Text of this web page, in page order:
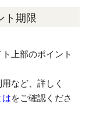
ト期限
上部のポイント
など、詳しく
はをご確認くださ